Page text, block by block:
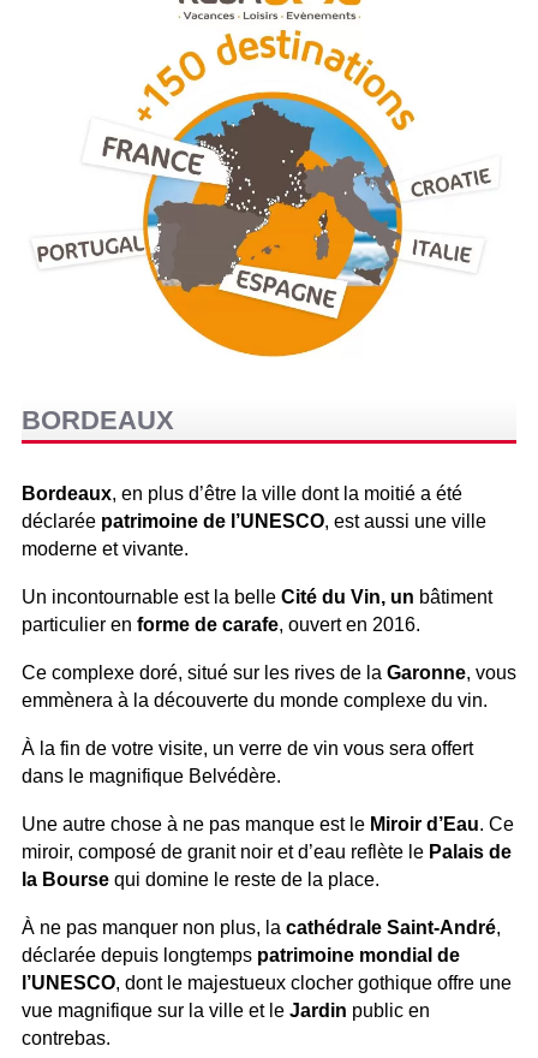
BORDEAUX
Bordeaux, en plus d’être la ville dont la moitié a été
déclarée patrimoine de l’UNESCO, est aussi une ville
moderne et vivante.
Un incontournable est la belle Cité du Vin, un bâtiment
particulier en forme de carafe, ouvert en 2016.
Ce complexe doré, situé sur les rives de la Garonne, vous
emmènera à la découverte du monde complexe du vin.
À la fin de votre visite, un verre de vin vous sera offert
dans le magnifique Belvédère.
Une autre chose à ne pas manque est le Miroir d’Eau. Ce
miroir, composé de granit noir et d’eau reflète le Palais de
la Bourse qui domine le reste de la place.
À ne pas manquer non plus, la cathédrale Saint-André,
déclarée depuis longtemps patrimoine mondial de
l’UNESCO, dont le majestueux clocher gothique offre une
vue magnifique sur la ville et le Jardin public en
contrebas.